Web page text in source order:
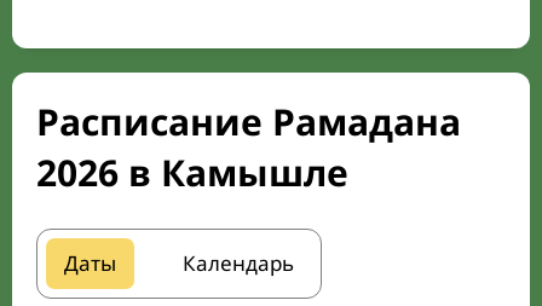
Расписание Рамадана
2026 в Камышле
Даты Календарь